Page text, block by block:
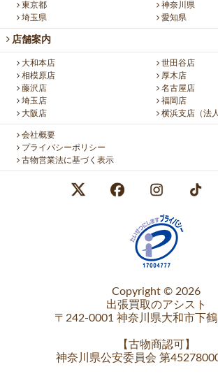
東京都
神奈川県
埼玉県
愛知県
店舗案内
大和本店
世田谷店
相模原店
厚木店
藤沢店
名古屋店
埼玉店
福岡店
大阪店
横浜支店（法
会社概要
プライバシーポリシー
古物営業法に基づく表示
Copyright © 2026
出張買取のアシスト
〒242-0001 神奈川県大和市下
【古物商認可
】
神奈川県公安委員会 第